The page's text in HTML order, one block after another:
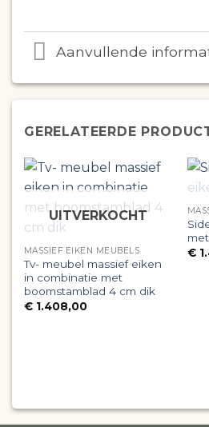
Aanvullende
GERELATEERDE
UITVERKOCHT
MASSIEF EIKEN MEUBELS
Tv- meubel massief eiken
in combinatie met
boomstamblad 4 cm dik
€1.408,00
€